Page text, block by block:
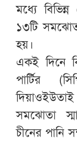
মধ্যে
১৩টি
হয়।
একই দিনে
পার্টির
সমঝোতা
চীনের পানি